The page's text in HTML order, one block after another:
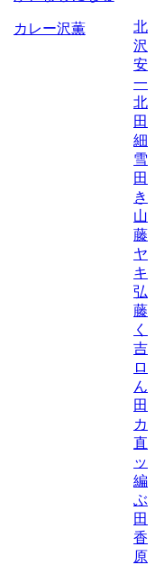
カレー沢薫
北
沢
安
一/
北
田
細
雪
田
き
山
藤
ヤ
キ
弘/
藤
く
吉
ロ
ん
田
カ
直
ッ
編
ぶ/
田
香
原